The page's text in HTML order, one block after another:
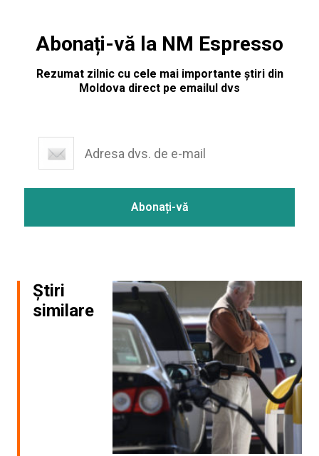
Abonați-vă la NM Espresso
Rezumat zilnic cu cele mai importante știri din
Moldova direct pe emailul dvs
Știri
similare